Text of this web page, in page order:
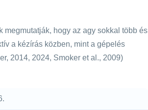
megmutatják, hogy az agy sokkal több és
a kézírás közben, mint a gépelés
2014, 2024, Smoker et al., 2009)